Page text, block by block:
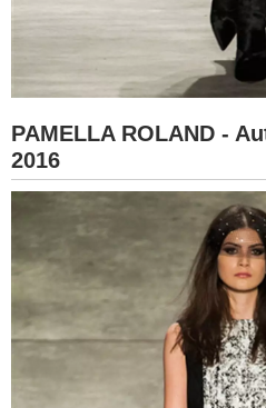
PAMELLA ROLAND -
2016